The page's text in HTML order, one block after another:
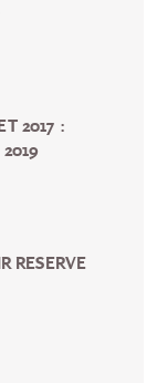
2017 :
RESERVE